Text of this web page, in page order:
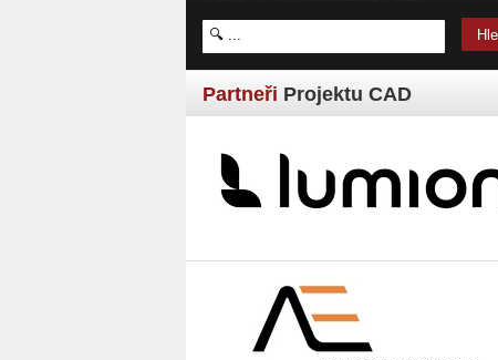
Partneři Projektu CAD